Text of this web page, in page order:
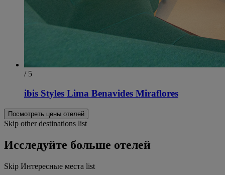
/ 5
ibis Styles Lima Benavides Miraflores
Посмотреть цены отелей
Skip other destinations list
Исследуйте больше отелей
Skip Интересные места list